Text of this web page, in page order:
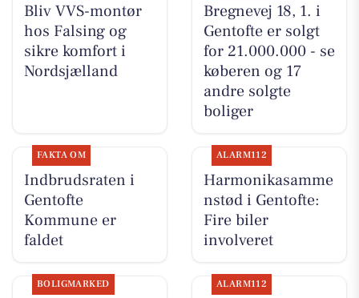
Bliv VVS-montør
hos Falsing og
sikre komfort i
Nordsjælland
Bregnevej 18, 1. i
Gentofte er solgt
for 21.000.000 - se
køberen og 17
andre solgte
boliger
FAKTA OM
Indbrudsraten i
Gentofte
Kommune er
faldet
ALARM112
Harmonikasamme
nstød i Gentofte:
Fire biler
involveret
BOLIGMARKED ALARM112